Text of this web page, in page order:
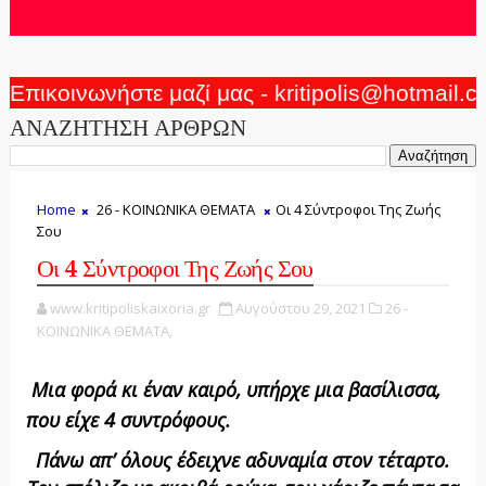
Επικοινωνήστε μαζί μας -
ΑΝΑΖΗΤΗΣΗ ΑΡΘΡΩΝ
Home 26 - ΚΟΙΝΩΝΙΚΑ ΘΕΜΑΤΑ
Οι 4 Σύντροφοι Της Ζωής
Σου
Οι 4 Σύντροφοι Της Ζωής Σου
www.kritipoliskaixoria.gr Αυγούστου 29, 2021
26 -
ΚΟΙΝΩΝΙΚΑ ΘΕΜΑΤΑ,
Μια φορά κι έναν καιρό, υπήρχε μια βασίλισσα,
που είχε 4 συντρόφους.
Πάνω απ’ όλους έδειχνε αδυναμία στον τέταρτο.